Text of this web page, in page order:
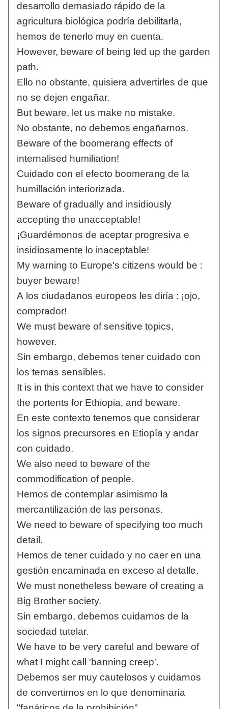
desarrollo demasiado rápido de la
agricultura biológica podría debilitarla,
hemos de tenerlo muy en cuenta.
However, beware of being led up the garden
path.
Ello no obstante, quisiera advertirles de que
no se dejen engañar.
But beware, let us make no mistake.
No obstante, no debemos engañarnos.
Beware of the boomerang effects of
internalised humiliation!
Cuidado con el efecto boomerang de la
humillación interiorizada.
Beware of gradually and insidiously
accepting the unacceptable!
¡Guardémonos de aceptar progresiva e
insidiosamente lo inaceptable!
My warning to Europe's citizens would be :
buyer beware!
A los ciudadanos europeos les diría : ¡ojo,
comprador!
We must beware of sensitive topics,
however.
Sin embargo, debemos tener cuidado con
los temas sensibles.
It is in this context that we have to consider
the portents for Ethiopia, and beware.
En este contexto tenemos que considerar
los signos precursores en Etiopía y andar
con cuidado.
We also need to beware of the
commodification of people.
Hemos de contemplar asimismo la
mercantilización de las personas.
We need to beware of specifying too much
detail.
Hemos de tener cuidado y no caer en una
gestión encaminada en exceso al detalle.
We must nonetheless beware of creating a
Big Brother society.
Sin embargo, debemos cuidarnos de la
sociedad tutelar.
We have to be very careful and beware of
what I might call 'banning creep'.
Debemos ser muy cautelosos y cuidarnos
de convertirnos en lo que denominaría